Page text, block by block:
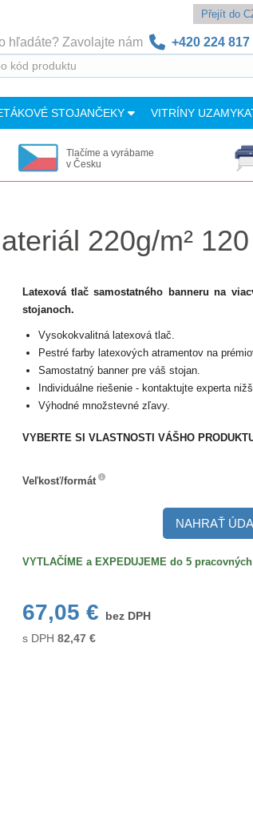
Přejít do
hľadáte? Zavolajte nám +420 224 817
STOJANČEKY VITRÍNY
Tlačíme a vyrábame
v Česku
220g/m²
Latexová tlač samostatného banneru na
stojanoch.
Vysokokvalitná latexová tlač.
Pestré farby latexových atramentov na
Samostatný banner pre váš stojan.
Individuálne riešenie - kontaktujte experta
Výhodné množstevné zľavy.
VYBERTE SI VLASTNOSTI VÁŠHO
Veľkosť/formát
NAHRAŤ
VYTLAČÍME a EXPEDUJEME do 5
67,05 €
bez DPH
s DPH 82,47€